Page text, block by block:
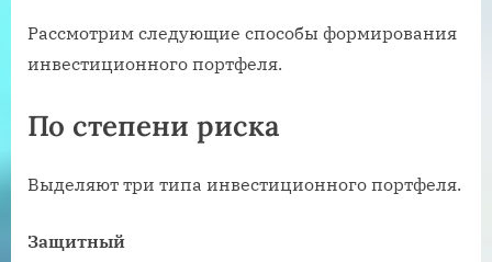
Рассмотрим следующие способы формирования
инвестиционного портфеля.
По степени риска
Выделяют три типа инвестиционного портфеля.
Защитный